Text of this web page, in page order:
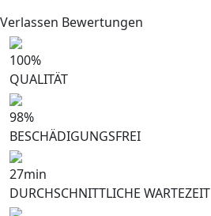
Verlassen Bewertungen
100%
QUALITÄT
98%
BESCHÄDIGUNGSFREI
27min
DURCHSCHNITTLICHE WARTEZEIT